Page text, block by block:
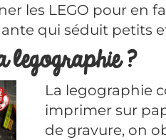
les LEGO pour en
qui séduit petits
legographie ?
La legographie
imprimer sur
de gravure, on